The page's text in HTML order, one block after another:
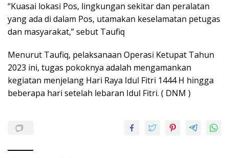
“Kuasai lokasi Pos, lingkungan sekitar dan peralatan
yang ada di dalam Pos, utamakan keselamatan petugas
dan masyarakat,” sebut Taufiq
Menurut Taufiq, pelaksanaan Operasi Ketupat Tahun
2023 ini, tugas pokoknya adalah mengamankan
kegiatan menjelang Hari Raya Idul Fitri 1444 H hingga
beberapa hari setelah lebaran Idul Fitri. ( DNM )